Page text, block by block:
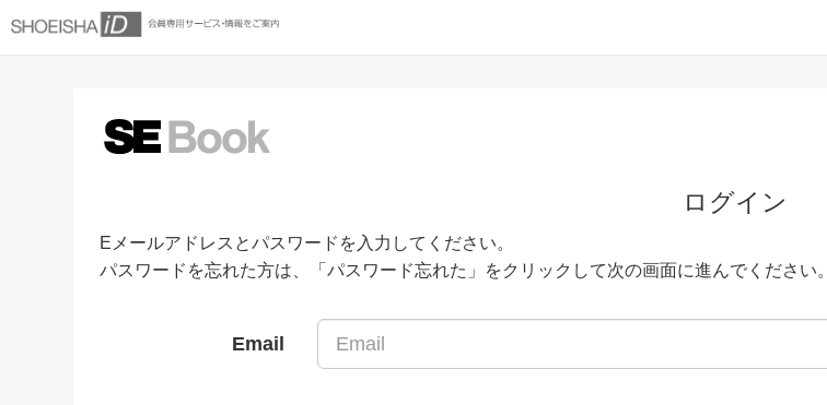
ログイン
Eメールアドレスとパスワードを入力してください。
パスワードを忘れた方は、「パスワード忘れた」をクリックして次の画面に進んでください。
Email